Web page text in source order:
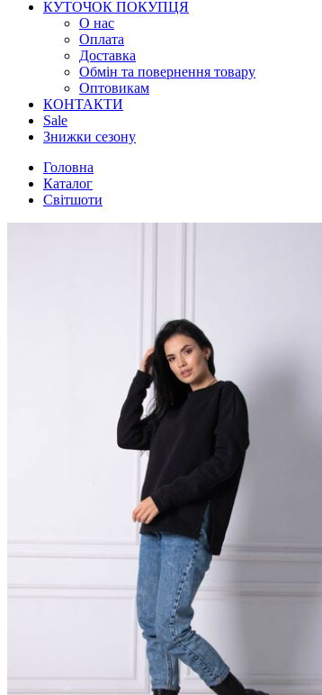
КУТОЧОК ПОКУПЦЯ
О нас
Оплата
Доставка
Обмін та повернення товару
Оптовикам
КОНТАКТИ
Sale
Знижки сезону
Головна
Каталог
Світшоти